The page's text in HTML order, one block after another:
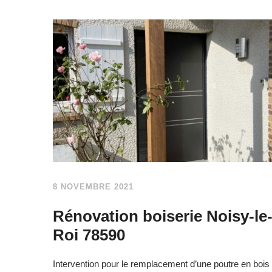
8 NOVEMBRE 2021
Rénovation boiserie Noisy-le-
Roi 78590
Intervention pour le remplacement d’une poutre en bois